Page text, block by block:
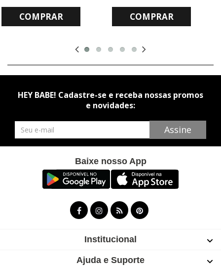
COMPRAR COMPRAR
HEY BABE! Cadastre-se e receba nossas promos
e novidades:
Newsletter Assine
Baixe nosso App
Institucional
Ajuda e Suporte